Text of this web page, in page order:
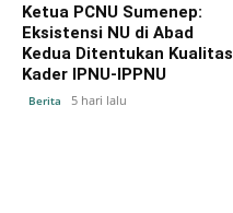
Ketua PCNU Sumenep:
Eksistensi NU di Abad
Kedua Ditentukan Kualitas
Kader IPNU-IPPNU
Berita 5 hari lalu